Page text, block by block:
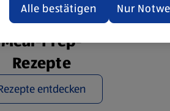
Meal-Prep-
Rezepte
entdecken
zur Verfügung.
der Webseitenbetreiber und
Nur
Alle bestätigen